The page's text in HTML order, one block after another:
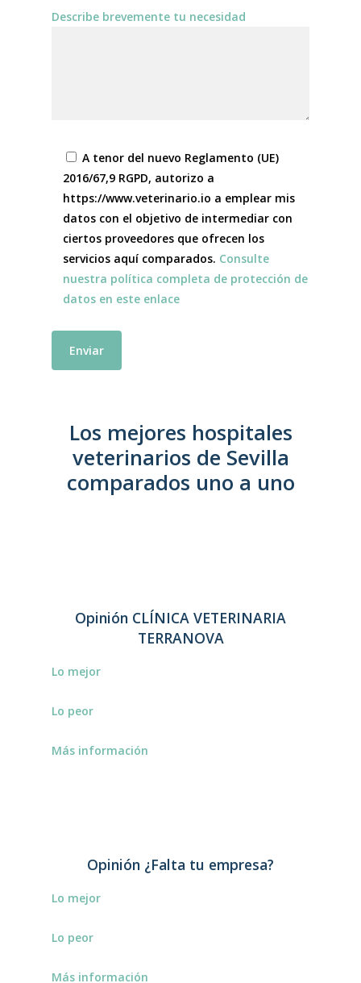
Describe brevemente tu necesidad
A tenor del nuevo Reglamento (UE)
2016/67,9 RGPD, autorizo a
https://www.veterinario.io a emplear mis
datos con el objetivo de intermediar con
ciertos proveedores que ofrecen los
servicios aquí comparados. Consulte
nuestra política completa de protección de
datos en este enlace
Los mejores hospitales
veterinarios de Sevilla
comparados uno a uno
Opinión CLÍNICA VETERINARIA
TERRANOVA
Lo mejor
Cuenta con servicio de hospitalización
Lo peor
Su sitio web no contiene información
Más información
Opinión ¿Falta tu empresa?
Lo mejor
Estamos deseando conocerlo.
Lo peor
–
Más información